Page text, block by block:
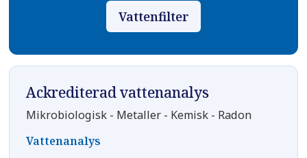
Vattenfilter
Ackrediterad vattenanalys
Mikrobiologisk - Metaller - Kemisk - Radon
Vattenanalys